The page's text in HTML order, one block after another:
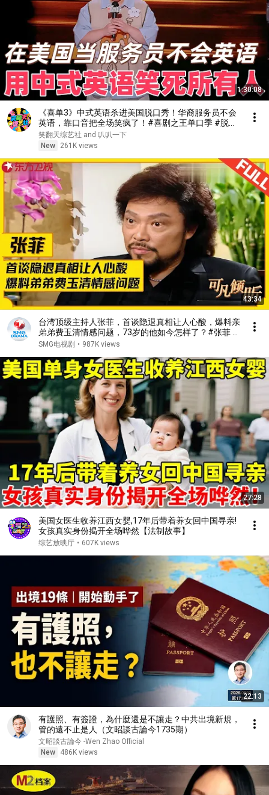
1:30:08
《喜单3》中式英语杀进美国脱口秀！华裔服务员不会
英语，靠口音把全场笑疯了！#喜剧之王单口季 #脱口
秀 #搞笑 #喜剧 #funny #综艺
笑翻天综艺社 and 叭叭一下
New
261K views
43:34
台湾顶级主持人张菲，首谈隐退真相让人心酸，爆料亲
弟弟费玉清情感问题，73岁的他如今怎样了？#张菲 #
费玉清 #可凡倾听 FULL
SMG电视剧 • 987K views
27:28
美国女医生收养江西女婴,17年后带着养女回中国寻亲!
女孩真实身份揭开全场哗然【法制故事】
综艺放映厅 • 607K views
22:13
有護照、有簽證，為什麼還是不讓走？中共出境新規，
管的遠不止是人（文昭談古論今1735期）
文昭談古論今 -Wen Zhao Official
New
486K views